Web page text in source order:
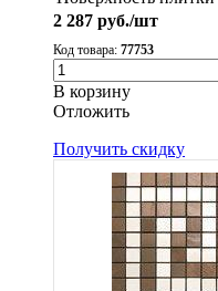
2 287 руб./шт
Код товара: 77753
В корзину
Oтложить
Получить скидку